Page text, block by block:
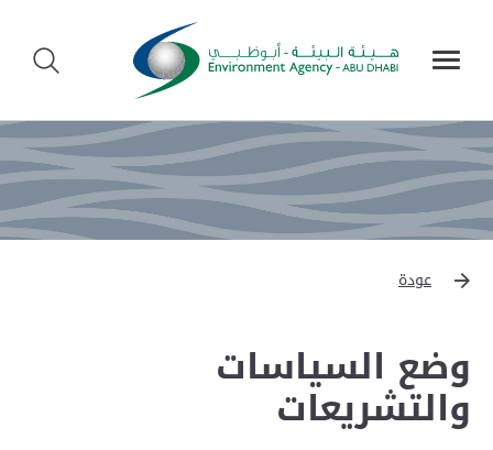
عودة
وضع السياسات
والتشريعات